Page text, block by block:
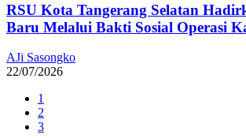
RSU Kota Tangerang Selatan
Baru Melalui Bakti Sosial Operasi
AJi Sasongko
22/07/2026
1
2
3